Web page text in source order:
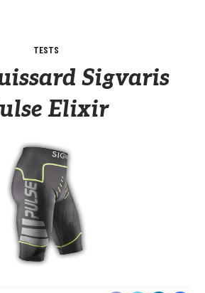
TESTS
Sigvaris
Elixir